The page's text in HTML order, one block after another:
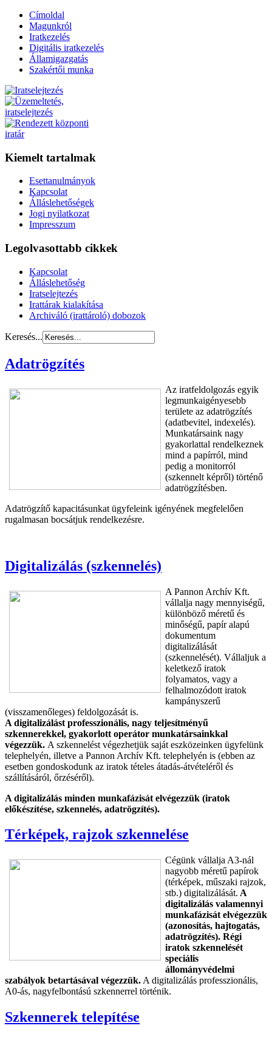
Címoldal
Magunkról
Iratkezelés
Digitális iratkezelés
Államigazgatás
Szakértői munka
Kiemelt tartalmak
Esettanulmányok
Kapcsolat
Álláslehetőségek
Jogi nyilatkozat
Impresszum
Legolvasottabb cikkek
Kapcsolat
Álláslehetőség
Iratselejtezés
Irattárak kialakítása
Archiváló (irattároló) dobozok
Keresés...
Adatrögzítés
Az iratfeldolgozás egyik
legmunkaigényesebb
területe az adatrögzítés
(adatbevitel, indexelés).
Munkatársaink nagy
gyakorlattal rendelkeznek
mind a papírról, mind
pedig a monitorról
(szkennelt képről) történő
adatrögzítésben.
Adatrögzítő kapacitásunkat ügyfeleink igényének megfelelően
rugalmasan bocsátjuk rendelkezésre.
Digitalizálás (szkennelés)
A Pannon Archív Kft.
vállalja nagy mennyiségű,
különböző méretű és
minőségű, papír alapú
dokumentum
digitalizálását
(szkennelését). Vállaljuk a
keletkező iratok
folyamatos, vagy a
felhalmozódott iratok
kampányszerű
(visszamenőleges) feldolgozását is.
A digitalizálást professzionális, nagy teljesítményű
szkennerekkel, gyakorlott operátor munkatársainkkal
végezzük. A szkennelést végezhetjük saját eszközeinken ügyfelünk
telephelyén, illetve a Pannon Archív Kft. telephelyén is (ebben az
esetben gondoskodunk az iratok tételes átadás-átvételéről és
szállításáról, őrzéséről).
A digitalizálás minden munkafázisát elvégezzük (iratok
előkészítése, szkennelés, adatrögzítés).
Térképek, rajzok szkennelése
Cégünk vállalja A3-nál
nagyobb méretű papírok
(térképek, műszaki rajzok,
stb.) digitalizálását. A
digitalizálás valamennyi
munkafázisát elvégezzük
(azonosítás, hajtogatás,
adatrögzítés). Régi
iratok szkennelését
speciális
állományvédelmi
szabályok betartásával végezzük. A digitalizálás professzionális,
A0-ás, nagyfelbontású szkennerrel történik.
Szkennerek telepítése